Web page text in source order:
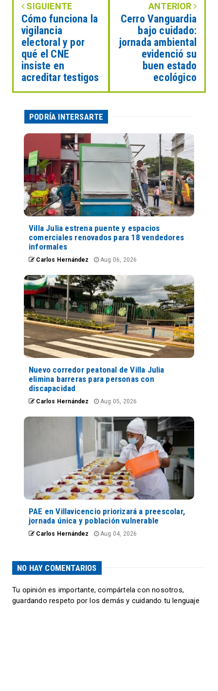
SIGUIENTE
Cómo funciona la
vigilancia
electoral y por
qué el CNE
insiste en
acreditar testigos
ANTERIOR
Cerro Vanguardia
bajo cuidado:
jornada ambiental
evidenció su
buen estado
ecológico
PODRÍA INTERSARTE
Villa Julia estrena puente y espacios
comerciales renovados para 18 vendedores
informales
Carlos Hernández Aug 06, 2026
Nuevo corredor peatonal de Villa Julia
elimina barreras para personas con
discapacidad
Carlos Hernández Aug 05, 2026
PAE en Villavicencio priorizará a preescolar,
jornada única y población vulnerable
Carlos Hernández Aug 04, 2026
NO HAY COMENTARIOS
Tu opinión es importante, compártela con nosotros,
guardando respeto por los demás y cuidando tu lenguaje